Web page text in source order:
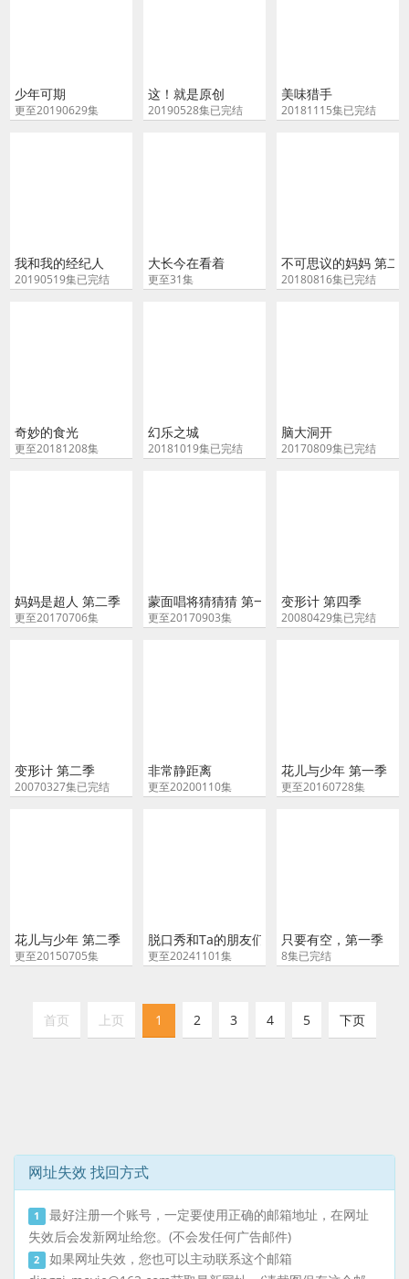
少年可期
更至20190629集
这！就是原创
20190528集已完结
美味猎手
20181115集已完结
我和我的经纪人
20190519集已完结
大长今在看着
更至31集
不可思议的妈妈 第二
20180816集已完结
奇妙的食光
更至20181208集
幻乐之城
20181019集已完结
脑大洞开
20170809集已完结
妈妈是超人 第二季
更至20170706集
蒙面唱将猜猜猜 第一季
更至20170903集
变形计 第四季
20080429集已完结
变形计 第二季
20070327集已完结
非常静距离
更至20200110集
花儿与少年 第一季
更至20160728集
花儿与少年 第二季
更至20150705集
脱口秀和Ta的朋友们
更至20241101集
只要有空，第一季
8集已完结
首页 上页 1 2 3 4 5 下页
网址失效 找回方式
1 最好注册一个账号，一定要使用正确的邮箱地址，在网址
失效后会发新网址给您。(不会发任何广告邮件)
2 如果网址失效，您也可以主动联系这个邮箱